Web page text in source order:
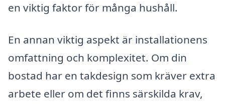
en viktig faktor för många hushåll.
En annan viktig aspekt är installationens
omfattning och komplexitet. Om din
bostad har en takdesign som kräver extra
arbete eller om det finns särskilda krav,